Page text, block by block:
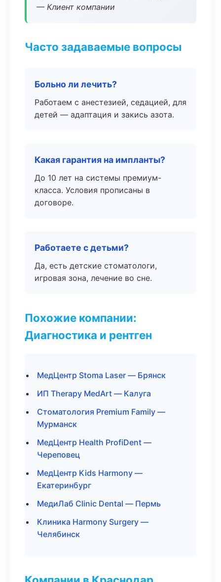
— Клиент компании
Часто задаваемые вопросы
Больно ли лечить?
Работаем с анестезией, седацией, для
детей — адаптация и закись азота.
Какая гарантия на импланты?
До 10 лет на системы премиум-
класса. Условия прописаны в
договоре.
Работаете с детьми?
Да, есть детские стоматологи,
игровая зона, лечение во сне.
Похожие компании:
Диагностика и рентген
МедЦентр Stoma Laser — Брянск
ИП Therapy MedArt — Калуга
Стоматология Premium Family —
Мурманск
МедЦентр Health ProfiDent —
Череповец
МедЦентр Kids Harmony —
Екатеринбург
МедиЛаб Clinic Dental — Пермь
Клиника Harmony Surgery —
Челябинск